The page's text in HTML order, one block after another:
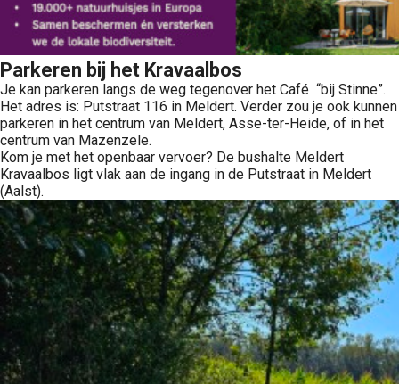
Parkeren bij het Kravaalbos
Je kan parkeren langs de weg tegenover het Café “bij Stinne”.
Het adres is: Putstraat 116 in Meldert. Verder zou je ook kunnen
parkeren in het centrum van Meldert, Asse-ter-Heide, of in het
centrum van Mazenzele.
Kom je met het openbaar vervoer? De bushalte Meldert
Kravaalbos ligt vlak aan de ingang in de Putstraat in Meldert
(Aalst).